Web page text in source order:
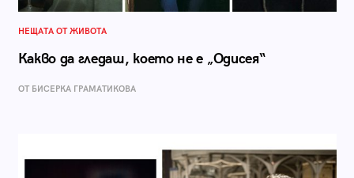
НЕЩАТА ОТ ЖИВОТА
Какво да гледаш, което не е „Одисея“
ОТ БИСЕРКА ГРАМАТИКОВА